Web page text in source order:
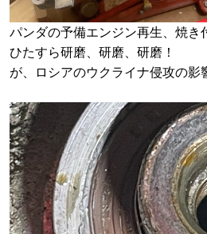
パンダの予備エンジン再生、焼き
ひたすら研磨、研磨、研磨！
が、ロシアのウクライナ侵攻の影